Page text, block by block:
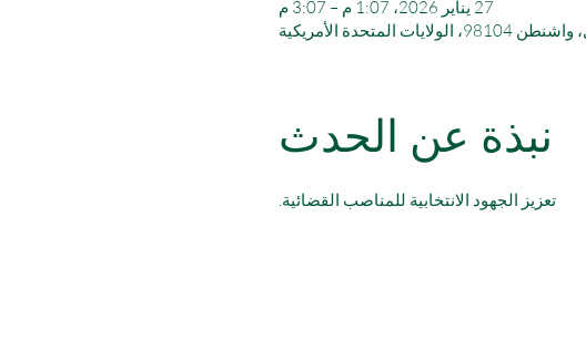
27 يناير 2026، 1:07 م – 3:07 م
نبذة عن الحدث
تعزيز الجهود الانتخابية للمناصب القضائية.